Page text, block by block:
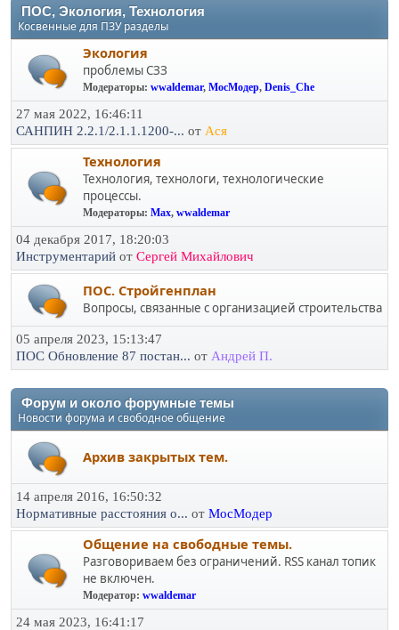
ПОС, Экология, Технология
Косвенные для ПЗУ разделы
Экология
проблемы СЗЗ
Модераторы: wwaldemar, МосМодер, Denis_Che
27 мая 2022, 16:46:11
САНПИН 2.2.1/2.1.1.1200-... от Ася
Технология
Технология, технологи, технологические
процессы.
Модераторы: Max, wwaldemar
04 декабря 2017, 18:20:03
Инструментарий от Сергей Михайлович
ПОС. Стройгенплан
Вопросы, связанные с организацией строительства
05 апреля 2023, 15:13:47
ПОС Обновление 87 постан... от Андрей П.
Форум и около форумные темы
Новости форума и свободное общение
Архив закрытых тем.
14 апреля 2016, 16:50:32
Нормативные расстояния о... от МосМодер
Общение на свободные темы.
Разговориваем без ограничений. RSS канал топик
не включен.
Модератор: wwaldemar
24 мая 2023, 16:41:17